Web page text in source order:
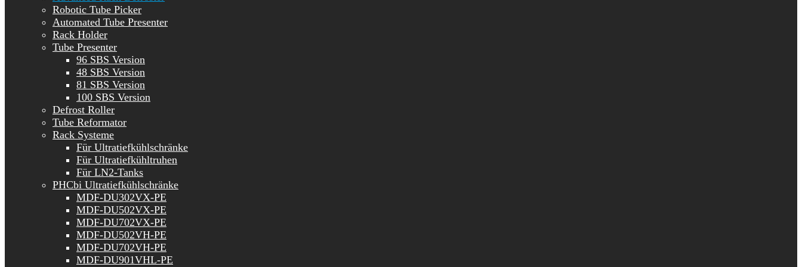
Robotic Tube Picker
Automated Tube Presenter
Rack Holder
Tube Presenter
96 SBS Version
48 SBS Version
81 SBS Version
100 SBS Version
Defrost Roller
Tube Reformator
Rack Systeme
Für Ultratiefkühlschränke
Für Ultratiefkühltruhen
Für LN2-Tanks
PHCbi Ultratiefkühlschränke
MDF-DU302VX-PE
MDF-DU502VX-PE
MDF-DU702VX-PE
MDF-DU502VH-PE
MDF-DU702VH-PE
MDF-DU901VHL-PE